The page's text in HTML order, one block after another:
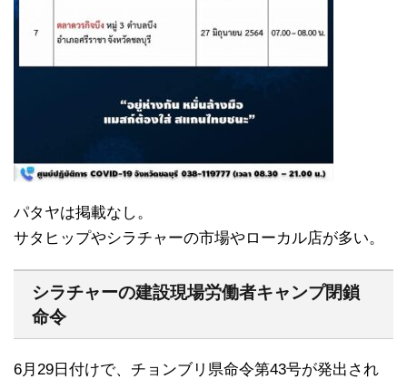
パタヤは掲載なし。
サタヒップやシラチャーの市場やローカル店が多い。
シラチャーの建設現場労働者キャンプ閉鎖
命令
6月29日付けで、チョンブリ県命令第43号が発出され